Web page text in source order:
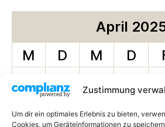
Zustimmung
Um dir ein optimales Erlebnis zu bieten,
Cookies, um Geräteinformationen zu
April
M
D M D